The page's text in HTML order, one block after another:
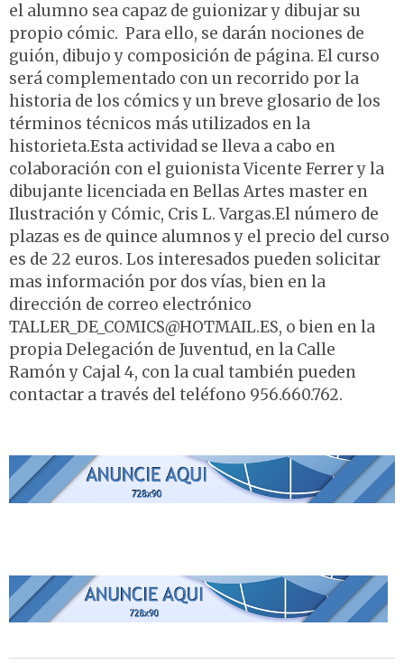
el alumno sea capaz de guionizar y dibujar su
propio cómic. Para ello, se darán nociones de
guión, dibujo y composición de página. El curso
será complementado con un recorrido por la
historia de los cómics y un breve glosario de los
términos técnicos más utilizados en la
historieta.Esta actividad se lleva a cabo en
colaboración con el guionista Vicente Ferrer y la
dibujante licenciada en Bellas Artes master en
Ilustración y Cómic, Cris L. Vargas.El número de
plazas es de quince alumnos y el precio del curso
es de 22 euros. Los interesados pueden solicitar
mas información por dos vías, bien en la
dirección de correo electrónico
TALLER_DE_COMICS@HOTMAIL.ES, o bien en la
propia Delegación de Juventud, en la Calle
Ramón y Cajal 4, con la cual también pueden
contactar a través del teléfono 956.660.762.